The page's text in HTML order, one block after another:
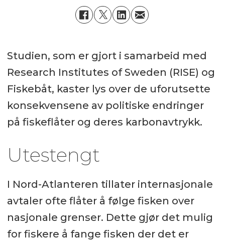
Studien, som er gjort i samarbeid med
Research Institutes of Sweden (RISE) og
Fiskebåt, kaster lys over de uforutsette
konsekvensene av politiske endringer
på fiskeflåter og deres karbonavtrykk.
Utestengt
I Nord-Atlanteren tillater internasjonale
avtaler ofte flåter å følge fisken over
nasjonale grenser. Dette gjør det mulig
for fiskere å fange fisken der det er